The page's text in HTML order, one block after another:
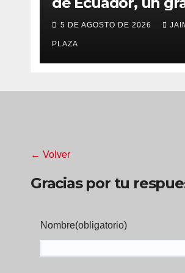
finalista en el
Mundial Sub 20 de
Oregon
5 DE AGOSTO DE 2026
PLAZA
← Volver
Gracias por tu
Nombre(obligatorio)